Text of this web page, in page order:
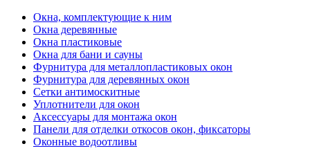
Окна, комплектующие к ним
Окна деревянные
Окна пластиковые
Окна для бани и сауны
Фурнитура для металлопластиковых окон
Фурнитура для деревянных окон
Сетки антимоскитные
Уплотнители для окон
Аксессуары для монтажа окон
Панели для отделки откосов окон, фиксаторы
Оконные водоотливы